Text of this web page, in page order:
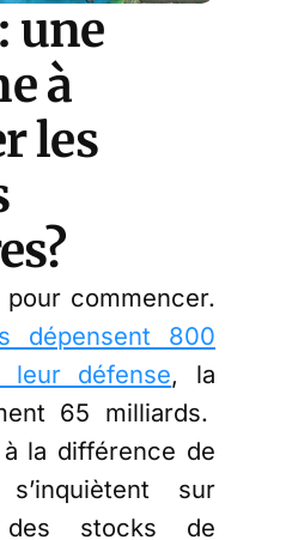
une
à
les
commencer.
dépensent 800
leur défense, la
65 milliards.
la différence de
sur
des stocks de